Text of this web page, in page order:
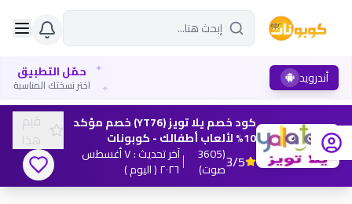
أندرويد حمّل التطبيق
اختر نسختك المناسبة
✦
✦
كود خصم يلا تويز (YT76) خصم مؤكد
10% لألعاب أطفالك - كوبونات
3/5
(
3605
صوت)
آخر تحديث: ٧ أغسطس
٢٠٢٦( اليوم )
قيم
هذا